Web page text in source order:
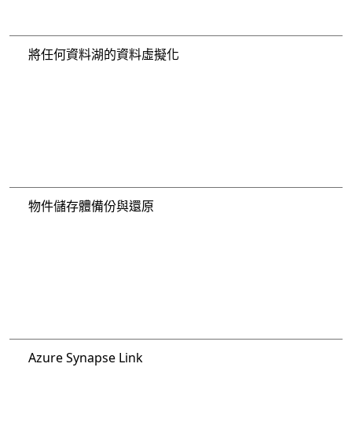
將任何資料湖的資料虛擬化
物件儲存體備份與還原
Azure Synapse Link